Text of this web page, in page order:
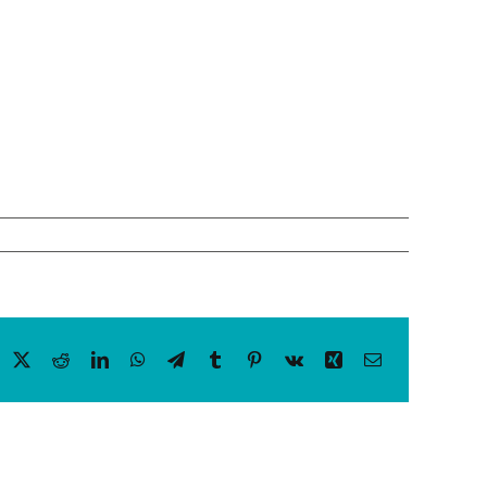
Facebook RedditLinkedInWhatsApp
TelegramTumblr Pinterest
Vk Xing Email